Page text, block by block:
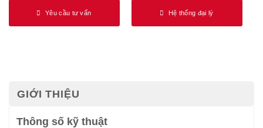
Yêu cầu tư vấn Hệ thống đại lý
GIỚI THIỆU
Thông số kỹ thuật